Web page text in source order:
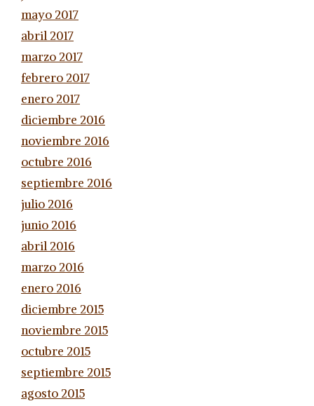
mayo 2017
abril 2017
marzo 2017
febrero 2017
enero 2017
diciembre 2016
noviembre 2016
octubre 2016
septiembre 2016
julio 2016
junio 2016
abril 2016
marzo 2016
enero 2016
diciembre 2015
noviembre 2015
octubre 2015
septiembre 2015
agosto 2015